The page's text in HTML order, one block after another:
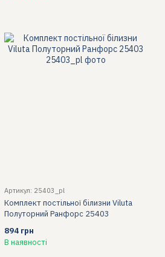
Артикул: 25403_pl
Комплект постільної білизни Viluta
Полуторний Ранфорс 25403
894 грн
В наявності